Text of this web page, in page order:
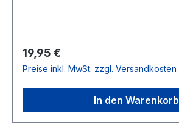
Regulärer Preis:
19,95 €
Preise inkl. MwSt. zzgl. Versandkosten
In den Warenkorb